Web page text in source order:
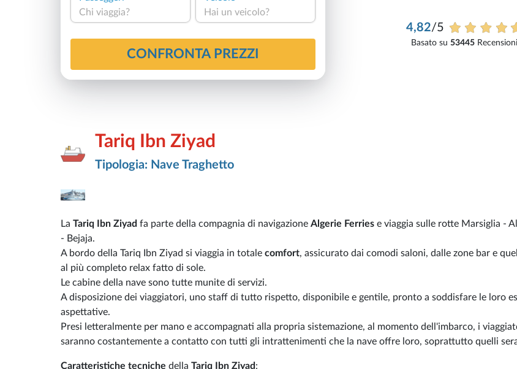
Chi viaggia?
Hai un veicolo?
CONFRONTA PREZZI
4,82/5
Basato su53445 Recensioni
Tariq Ibn Ziyad
Tipologia: Nave Traghetto
La Tariq Ibn Ziyad fa parte della compagnia di navigazione Algerie Ferries e viaggia sulle rotte Marsiglia -
- Bejaja.
A bordo della Tariq Ibn Ziyad si viaggia in totale comfort, assicurato dai comodi saloni, dalle zone bar e
al più completo relax fatto di sole.
Le cabine della nave sono tutte munite di servizi.
A disposizione dei viaggiatori, uno staff di tutto rispetto, disponibile e gentile, pronto a soddisfare le loro
aspettative.
Presi letteralmente per mano e accompagnati alla propria sistemazione, al momento dell'imbarco, i
saranno costantemente a contatto con tutti gli intrattenimenti che la nave offre loro, soprattutto quelli
Caratteristiche tecniche della Tariq Ibn Ziyad: